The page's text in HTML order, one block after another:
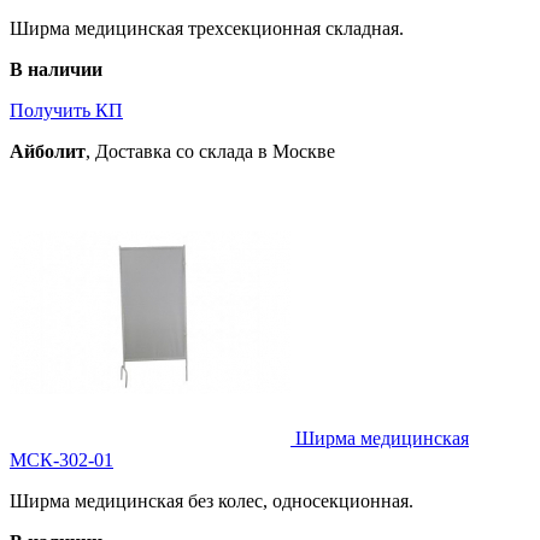
Ширма медицинская трехсекционная складная.
В наличии
Получить КП
Айболит, Доставка со склада в Москве
Ширма медицинская
МСК-302-01
Ширма медицинская без колес, односекционная.